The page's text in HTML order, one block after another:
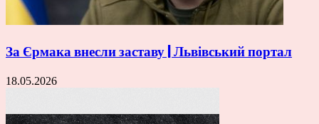
За Єрмака внесли заставу | Львівський портал
18.05.2026